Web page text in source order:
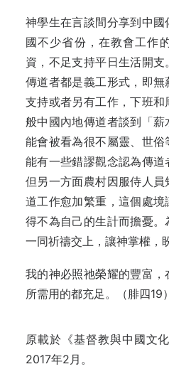
神學生在言談間分享到中
國不少省份，在教會工作
資，不足支持平日生活開
傳道者都是義工形式，即
支持或者另有工作，下班
般中國內地傳道者談到「
能會被看為很不屬靈、世
能有一些錯謬觀念認為傳道
但另一方面農村因服侍人
道工作愈加繁重，這個處
得不為自己的生計而擔憂
一同祈禱交上，讓神掌權，
我的神必照祂榮耀的豐富
所需用的都充足。（腓四19）
原載於《基督教與中國文
2017年2月。